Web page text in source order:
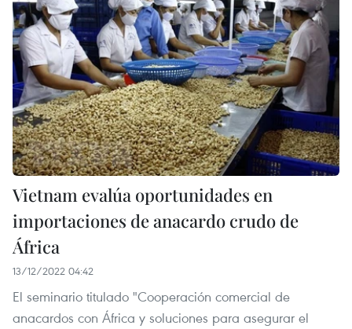
Vietnam evalúa oportunidades en
importaciones de anacardo crudo de
África
13/12/2022 04:42
El seminario titulado "Cooperación comercial de
anacardos con África y soluciones para asegurar el